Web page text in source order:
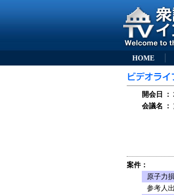
HOME
開会日 ：
会議名
：
案件：
原子力
参考人